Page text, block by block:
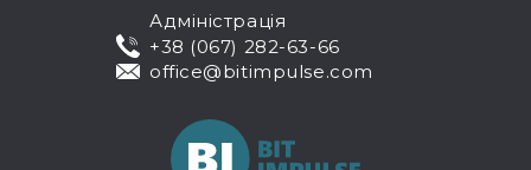
Адміністрація
+38 (067) 282-63-66
office@bitimpulse.com